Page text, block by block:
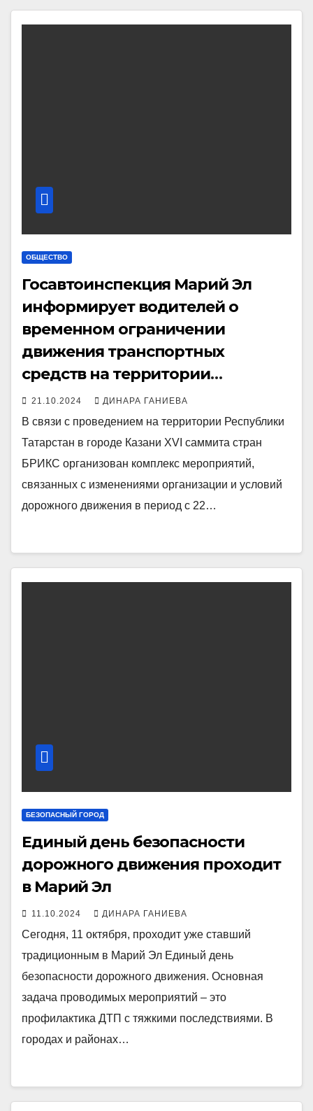
ОБЩЕСТВО
Госавтоинспекция Марий Эл
информирует водителей о
временном ограничении
движения транспортных
средств на территории
Республики Татарстан
21.10.2024 ДИНАРА ГАНИЕВА
В связи с проведением на территории Республики
Татарстан в городе Казани XVI саммита стран
БРИКС организован комплекс мероприятий,
связанных с изменениями организации и условий
дорожного движения в период с 22…
БЕЗОПАСНЫЙ ГОРОД
Единый день безопасности
дорожного движения проходит
в Марий Эл
11.10.2024 ДИНАРА ГАНИЕВА
Сегодня, 11 октября, проходит уже ставший
традиционным в Марий Эл Единый день
безопасности дорожного движения. Основная
задача проводимых мероприятий – это
профилактика ДТП с тяжкими последствиями. В
городах и районах…